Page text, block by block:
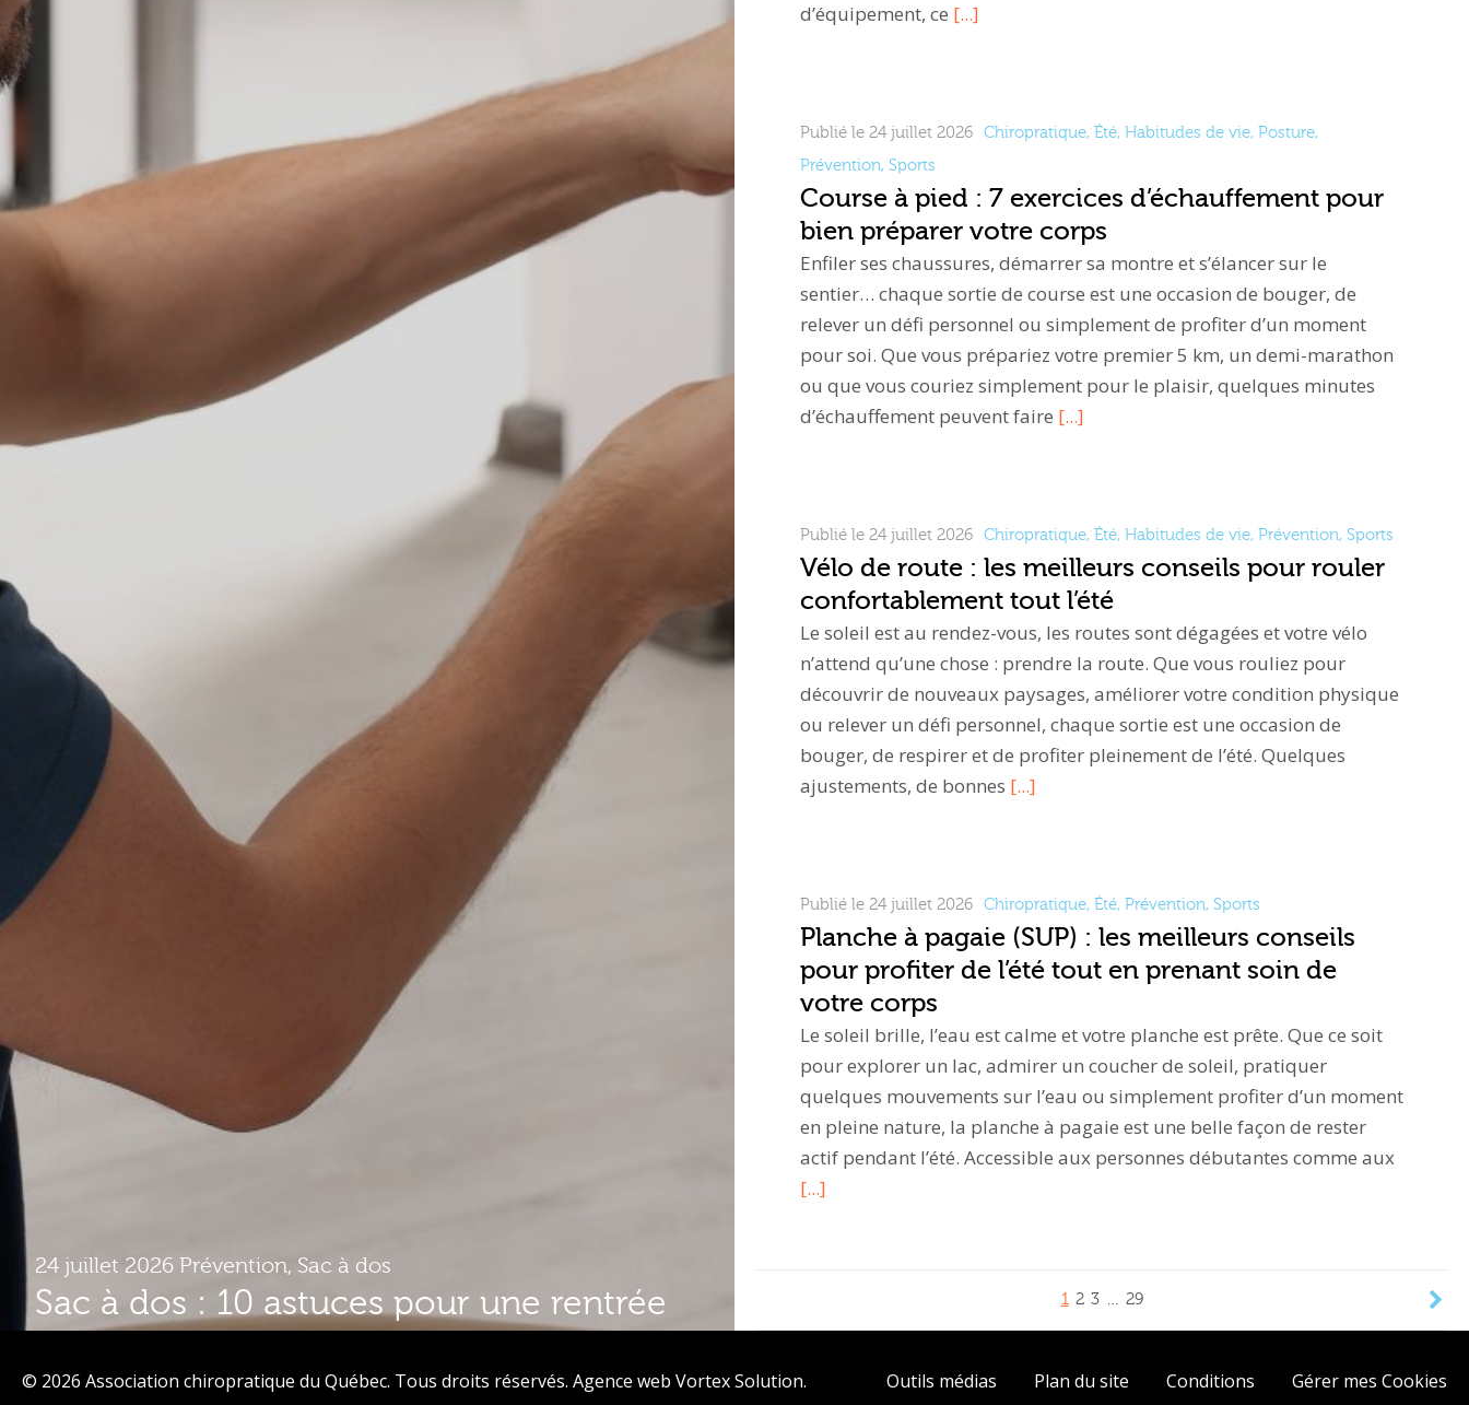
24 juillet 2026 Prévention, Sac à dos
Sac à dos : 10 astuces pour une rentrée
d’équipement, ce [...]
Publié le 24 juillet 2026 Chiropratique, Été, Habitudes de vie, Posture,
Prévention, Sports
Course à pied : 7 exercices d’échauffement pour
bien préparer votre corps
Enfiler ses chaussures, démarrer sa montre et s’élancer sur le
sentier… chaque sortie de course est une occasion de bouger, de
relever un défi personnel ou simplement de profiter d’un moment
pour soi. Que vous prépariez votre premier 5 km, un demi-marathon
ou que vous couriez simplement pour le plaisir, quelques minutes
d’échauffement peuvent faire [...]
Publié le 24 juillet 2026 Chiropratique, Été, Habitudes de vie, Prévention, Sports
Vélo de route : les meilleurs conseils pour rouler
confortablement tout l’été
Le soleil est au rendez-vous, les routes sont dégagées et votre vélo
n’attend qu’une chose : prendre la route. Que vous rouliez pour
découvrir de nouveaux paysages, améliorer votre condition physique
ou relever un défi personnel, chaque sortie est une occasion de
bouger, de respirer et de profiter pleinement de l’été. Quelques
ajustements, de bonnes [...]
Publié le 24 juillet 2026 Chiropratique, Été, Prévention, Sports
Planche à pagaie (SUP) : les meilleurs conseils
pour profiter de l’été tout en prenant soin de
votre corps
Le soleil brille, l’eau est calme et votre planche est prête. Que ce soit
pour explorer un lac, admirer un coucher de soleil, pratiquer
quelques mouvements sur l’eau ou simplement profiter d’un moment
en pleine nature, la planche à pagaie est une belle façon de rester
actif pendant l’été. Accessible aux personnes débutantes comme aux
[...]
1 2 3 … 29
© 2026 Association chiropratique du Québec. Tous droits réservés. Agence web Vortex Solution. Outils médias Plan du site Conditions Gérer mes Cookies